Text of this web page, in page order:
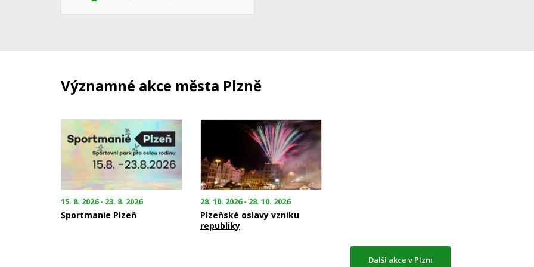
Významné akce města Plzně
15. 8. 2026 - 23. 8. 2026
Sportmanie Plzeň
28. 10. 2026 - 28. 10. 2026
Plzeňské oslavy vzniku
republiky
Další akce v Plzni